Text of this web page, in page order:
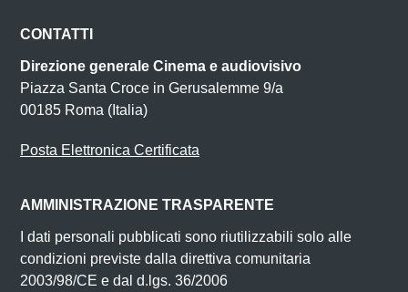
CONTATTI
Direzione generale Cinema e audiovisivo
Piazza Santa Croce in Gerusalemme 9/a
00185 Roma (Italia)
Posta Elettronica Certificata
AMMINISTRAZIONE TRASPARENTE
I dati personali pubblicati sono riutilizzabili solo alle
condizioni previste dalla direttiva comunitaria
2003/98/CE e dal d.lgs. 36/2006